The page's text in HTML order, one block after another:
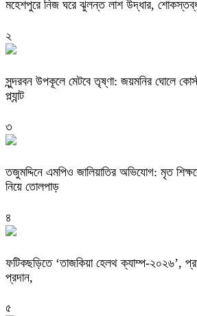
মহেশপুরে নিজ ঘরে ঝুলন্ত লাশ উদ্ধার, শোকস্তব্ধ
২
সুন্দরবন উপকূলে মেটবে তৃষ্ণা: জয়মনির ঘোলে
প্ল্যান্ট
৩
তজুমদ্দিনে এমপিও জালিয়াতির অভিযোগ: মৃত
নিয়ে তোলপাড়
৪
ফটিকছড়িতে ‘তাজকিয়া হেলথ ক্যাম্প-২০২৬’,
প্রদান,
৫